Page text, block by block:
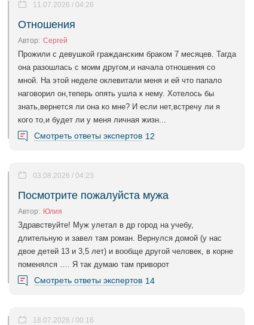
Отношения
11.07.2026 / 04:26
Автор: Сергей
Прожили с девушкой гражданским браком 7 месяцев. Тагда
она разошлась с моим другом,и начала отношения со
мной. На этой неделе оклевитали меня и ей что папало
наговорил он,теперь опять ушла к нему. Хотелось бы
знать,вернется ли она ко мне? И если нет,встречу ли я
кого то,и будет ли у меня личная жизн...
Смотреть ответы экспертов 12
Посмотрите пожалуйста мужа
03.08.2026 / 04:23
Автор: Юлия
Здравствуйте! Муж улетал в др город на учебу,
длительную и завел там роман. Вернулся домой (у нас
двое детей 13 и 3,5 лет) и вообще другой человек, в корне
поменялся …. Я так думаю там приворот
Смотреть ответы экспертов 14
18.07.2026 / 00:16